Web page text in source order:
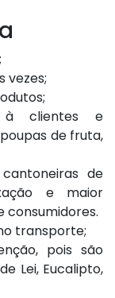
vezes;
à clientes e
de fruta,
de
e maior
consumidores.
transporte;
pois são
Lei, Eucalipto,